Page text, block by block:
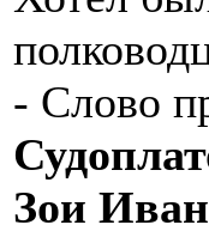
- Слово
Зои